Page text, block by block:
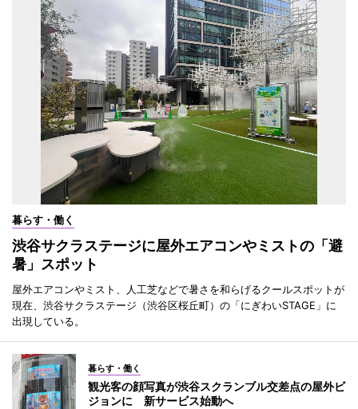
暮らす・働く
渋谷サクラステージに屋外エアコンやミストの「避
暑」スポット
屋外エアコンやミスト、人工芝などで暑さを和らげるクールスポットが
現在、渋谷サクラステージ（渋谷区桜丘町）の「にぎわいSTAGE」に
出現している。
暮らす・働く
観光客の顔写真が渋谷スクランブル交差点の屋外ビ
ジョンに 新サービス始動へ